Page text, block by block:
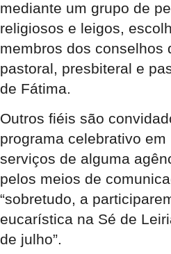
mediante um grupo de
religiosos e leigos,
membros dos conselhos
pastoral, presbiteral e
de Fátima.
Outros fiéis são
programa celebrativo
serviços de alguma
pelos meios de
“sobretudo, a
eucarística na Sé de
de julho”.